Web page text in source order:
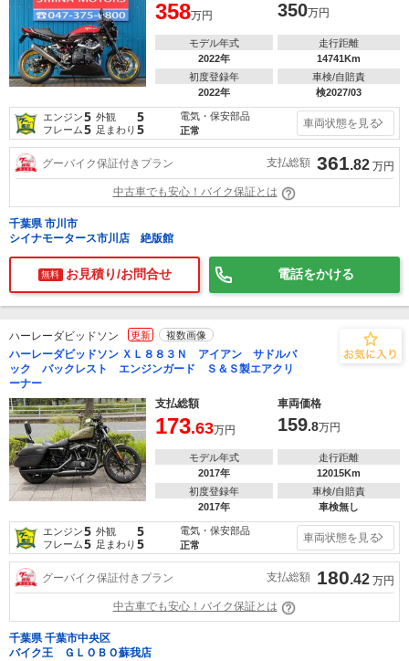
358万円 350万円
モデル年式
2022年
走行距離
14741Km
初度登録年
2022年
車検/自賠責
検2027/03
エンジン5 外観 5
フレーム5 足まわり 5
電気・保安部品
正常
車両状態を見る
グーバイク保証付きプラン 支払総額 361.82 万円
中古車でも安心！バイク保証とは
千葉県 市川市
シイナモータース市川店 絶版館
無料 お見積り/お問合せ 電話をかける
ハーレーダビッドソン 更新 複数画像
ハーレーダビッドソン ＸＬ８８３Ｎ アイアン サドルバ
ック バックレスト エンジンガード Ｓ＆Ｓ製エアクリ
ーナー
支払総額
車両価格
173.63万円 159.8万円
モデル年式
2017年
走行距離
12015Km
初度登録年
2017年
車検/自賠責
車検無し
エンジン5 外観 5
フレーム5 足まわり 5
電気・保安部品
正常
車両状態を見る
グーバイク保証付きプラン 支払総額 180.42 万円
中古車でも安心！バイク保証とは
千葉県 千葉市中央区
バイク王 ＧＬＯＢＯ蘇我店